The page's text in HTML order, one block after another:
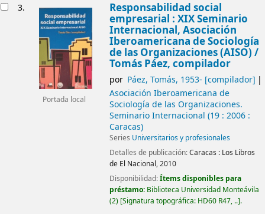
3.
Portada local
Responsabilidad social
empresarial : XIX Seminario
Internacional, Asociación
Iberoamericana de Sociología
de las Organizaciones (AISO) /
Tomás Páez, compilador
por Páez, Tomás, 1953- [compilador]
Asociación Iberoamericana de
Sociología de las Organizaciones.
Seminario Internacional (19 : 2006 :
Caracas)
Series Universitarios y profesionales
Detalles de publicación:Caracas : Los Libros
de El Nacional,2010
Disponibilidad:Ítems disponibles para
préstamo: Biblioteca Universidad Monteávila
(2) Signatura topográfica: HD60 R47, .. .